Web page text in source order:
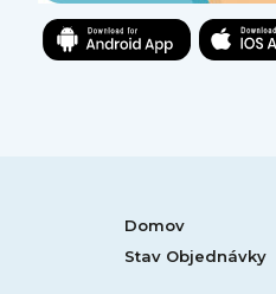
Domov
Stav Objednávky